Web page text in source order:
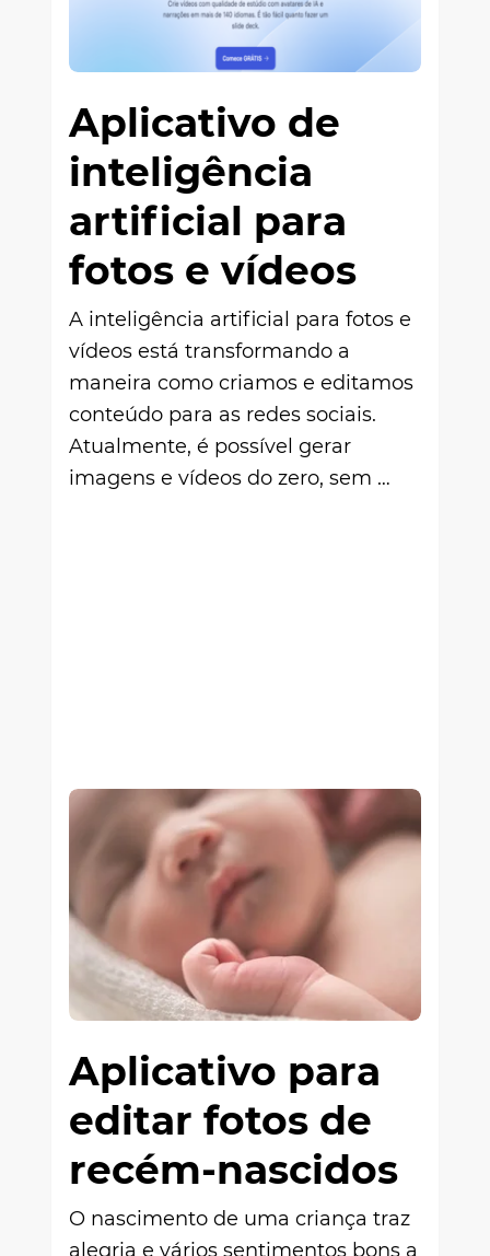
Aplicativo de
inteligência
artificial para
fotos e vídeos
A inteligência artificial para fotos e
vídeos está transformando a
maneira como criamos e editamos
conteúdo para as redes sociais.
Atualmente, é possível gerar
imagens e vídeos do zero, sem …
12/11/2024
Aplicativo para
editar fotos de
recém-nascidos
O nascimento de uma criança traz
alegria e vários sentimentos bons a